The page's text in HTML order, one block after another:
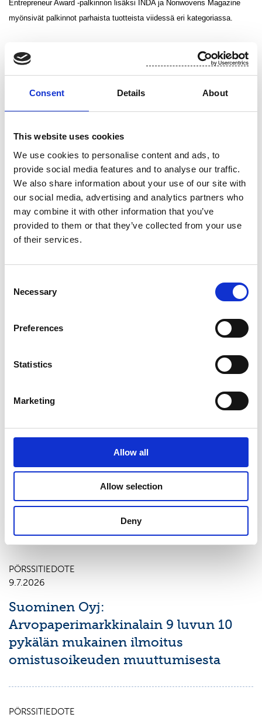
Consent Details About
This website uses cookies
We use cookies to personalise content and ads, to
provide social media features and to analyse our traffic.
We also share information about your use of our site with
our social media, advertising and analytics partners who
may combine it with other information that you’ve
provided to them or that they’ve collected from your use
of their services.
Selection
Necessary
Preferences
Statistics
Marketing
Allow all
Allow selection
Deny
Entrepreneur Award -palkinnon lisäksi INDA ja Nonwovens Magazine
myönsivät palkinnot parhaista tuotteista viidessä eri kategoriassa.
Lisätietoja:
liiketoimintayksikkö, puh. +33 672 080 997
Alistair Brown, markkinointi- ja viestintäjohtaja, Suomisen Kuitukankaat-
Suominen lyhyesti
Suominen toimittaa teollisuudelle ja kaupalle kuitukankaita,
kosteuspyyhkeitä ja joustopakkauksia, joiden loppukäyttäjiä ovat
kuluttajat eri puolilla maailmaa. Suominen on pyyhintään tarkoitettujen
kuitukankaiden globaali markkinajohtaja. Yhtiö työllistää noin 1200
Helsingin pörssissä. Lue lisää:
Viimeisimmät uutiset
7.8.2026
Suominen Oyj:n puolivuosikatsaus
PÖRSSITIEDOTE
9.7.2026
Suominen Oyj:
Arvopaperimarkkinalain 9 luvun 10
pykälän mukainen ilmoitus
omistusoikeuden muuttumisesta
PÖRSSITIEDOTE